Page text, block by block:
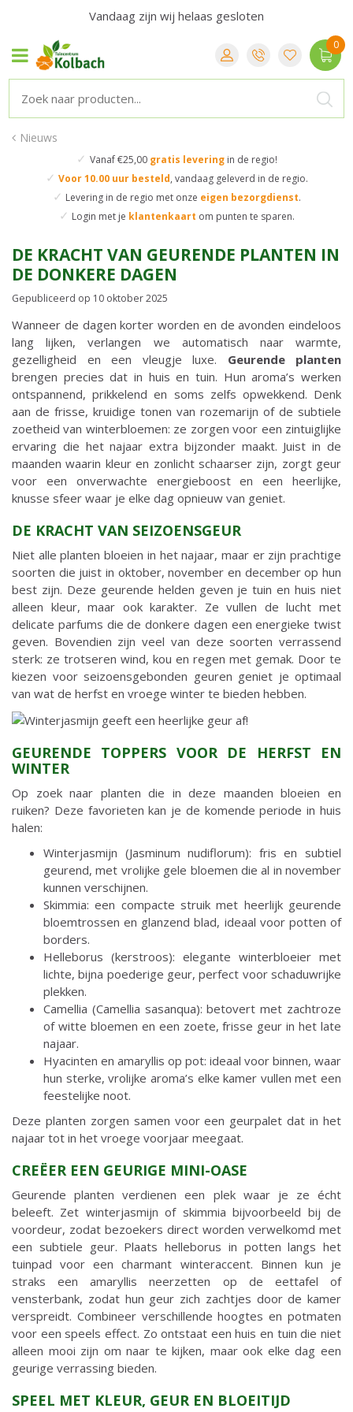
Nieuws
✓ Vanaf €25,00 gratis leveringin de regio!
✓ Voor 10.00 uur besteld, vandaag geleverd in de regio.
✓ Levering in de regio met onze eigen bezorgdienst.
✓ Login met je klantenkaart om punten te sparen.
Vandaag zijn wij helaas gesloten
DE KRACHT VAN GEURENDE PLANTEN IN
DE DONKERE DAGEN
Gepubliceerd op 10 oktober 2025
Wanneer de dagen korter worden en de avonden eindeloos
lang lijken, verlangen we automatisch naar warmte,
gezelligheid en een vleugje luxe. Geurende planten
brengen precies dat in huis en tuin. Hun aroma’s werken
ontspannend, prikkelend en soms zelfs opwekkend. Denk
aan de frisse, kruidige tonen van rozemarijn of de subtiele
zoetheid van winterbloemen: ze zorgen voor een zintuiglijke
ervaring die het najaar extra bijzonder maakt. Juist in de
maanden waarin kleur en zonlicht schaarser zijn, zorgt geur
voor een onverwachte energieboost en een heerlijke,
knusse sfeer waar je elke dag opnieuw van geniet.
DE KRACHT VAN SEIZOENSGEUR
Niet alle planten bloeien in het najaar, maar er zijn prachtige
soorten die juist in oktober, november en december op hun
best zijn. Deze geurende helden geven je tuin en huis niet
alleen kleur, maar ook karakter. Ze vullen de lucht met
delicate parfums die de donkere dagen een energieke twist
geven. Bovendien zijn veel van deze soorten verrassend
sterk: ze trotseren wind, kou en regen met gemak. Door te
kiezen voor seizoensgebonden geuren geniet je optimaal
van wat de herfst en vroege winter te bieden hebben.
GEURENDE TOPPERS VOOR DE HERFST EN
WINTER
Op zoek naar planten die in deze maanden bloeien en
ruiken? Deze favorieten kan je de komende periode in huis
halen:
Winterjasmijn (Jasminum nudiflorum): fris en subtiel
geurend, met vrolijke gele bloemen die al in november
kunnen verschijnen.
Skimmia: een compacte struik met heerlijk geurende
bloemtrossen en glanzend blad, ideaal voor potten of
borders.
Helleborus (kerstroos): elegante winterbloeier met
lichte, bijna poederige geur, perfect voor schaduwrijke
plekken.
Camellia (Camellia sasanqua): betovert met zachtroze
of witte bloemen en een zoete, frisse geur in het late
najaar.
Hyacinten en amaryllis op pot: ideaal voor binnen, waar
hun sterke, vrolijke aroma’s elke kamer vullen met een
feestelijke noot.
Deze planten zorgen samen voor een geurpalet dat in het
najaar tot in het vroege voorjaar meegaat.
CREËER EEN GEURIGE MINI-OASE
Geurende planten verdienen een plek waar je ze écht
beleeft. Zet winterjasmijn of skimmia bijvoorbeeld bij de
voordeur, zodat bezoekers direct worden verwelkomd met
een subtiele geur. Plaats helleborus in potten langs het
tuinpad voor een charmant winteraccent. Binnen kun je
straks een amaryllis neerzetten op de eettafel of
vensterbank, zodat hun geur zich zachtjes door de kamer
verspreidt. Combineer verschillende hoogtes en potmaten
voor een speels effect. Zo ontstaat een huis en tuin die niet
alleen mooi zijn om naar te kijken, maar ook elke dag een
geurige verrassing bieden.
SPEEL MET KLEUR, GEUR EN BLOEITIJD